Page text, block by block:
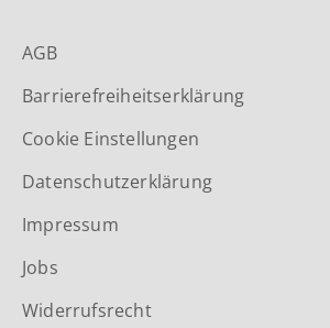
AGB
Barrierefreiheitserklärung
Cookie Einstellungen
Datenschutzerklärung
Impressum
Jobs
Widerrufsrecht